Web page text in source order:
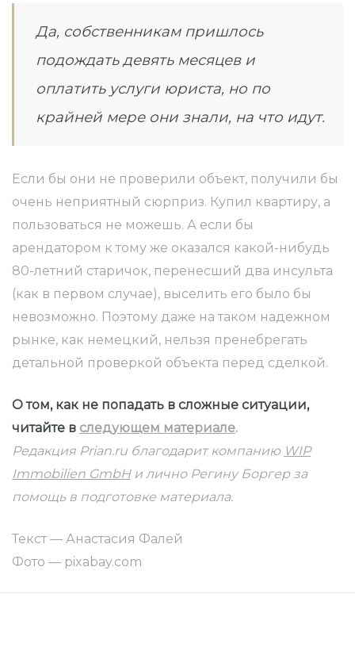
Да, собственникам пришлось
подождать девять месяцев и
оплатить услуги юриста, но по
крайней мере они знали, на что идут.
Если бы они не проверили объект, получили бы
очень неприятный сюрприз. Купил квартиру, а
пользоваться не можешь. А если бы
арендатором к тому же оказался какой-нибудь
80-летний старичок, перенесший два инсульта
(как в первом случае), выселить его было бы
невозможно. Поэтому даже на таком надежном
рынке, как немецкий, нельзя пренебрегать
детальной проверкой объекта перед сделкой.
О том, как не попадать в сложные ситуации,
читайте в следующем материале.
Редакция Prian.ru благодарит компанию WIP
Immobilien GmbHи лично Регину Боргер за
помощь в подготовке материала.
Текст — Анастасия Фалей
Фото — pixabay.com